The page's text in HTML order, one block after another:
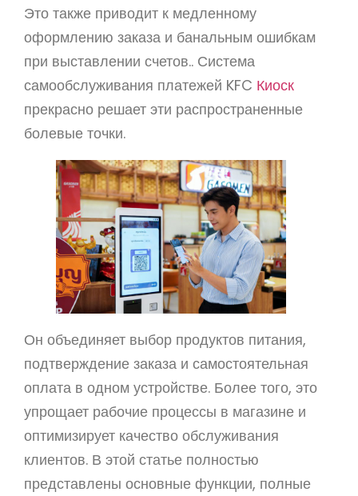
Это также приводит к медленному
оформлению заказа и банальным ошибкам
при выставлении счетов.. Система
самообслуживания платежей KFC Киоск
прекрасно решает эти распространенные
болевые точки.
Он объединяет выбор продуктов питания,
подтверждение заказа и самостоятельная
оплата в одном устройстве. Более того, это
упрощает рабочие процессы в магазине и
оптимизирует качество обслуживания
клиентов. В этой статье полностью
представлены основные функции, полные